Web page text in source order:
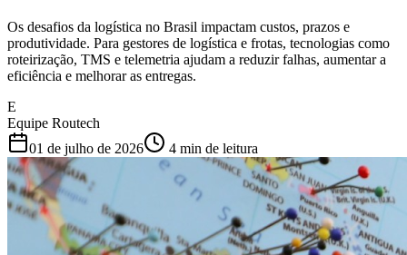
Os desafios da logística no Brasil impactam custos, prazos e
produtividade. Para gestores de logística e frotas, tecnologias como
roteirização, TMS e telemetria ajudam a reduzir falhas, aumentar a
eficiência e melhorar as entregas.
E
Equipe Routech
01 de julho de 2026
4 min de leitura